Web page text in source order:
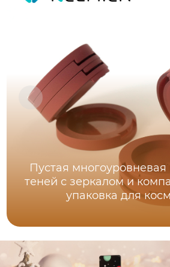
Пустая многоуровневая
теней с зеркалом и
упаковка для